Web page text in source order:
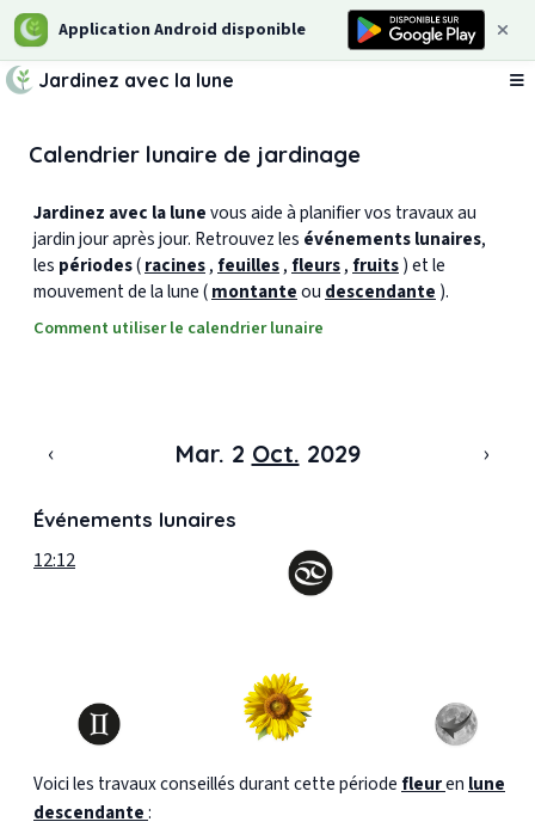
Application Android disponible
Jardinez avec la lune
Calendrier lunaire de jardinage
Jardinez avec la lunevous aide à planifier vos travaux au
jardin jour après jour. Retrouvez les événements lunaires,
les périodes(racines, feuilles, fleurs, fruits) et le
mouvement de la lune (montanteou descendante ).
Comment utiliser le calendrier lunaire
‹ Mar. 2 Oct. 2029 ›
Événements lunaires
12:12
Voici les travaux conseillés durant cette période fleuren lune
descendante: